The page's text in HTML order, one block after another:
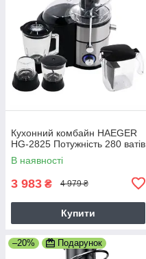
Кухонний комбайн HAEGER
HG-2825 Потужність 280 ватів
В наявності
3 983 ₴ 4 979 ₴
Купити
–20% Подарунок